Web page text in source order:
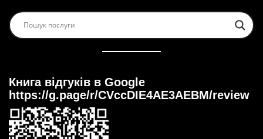
Книга відгуків в Google
https://g.page/r/CVccDIE4AE3AEBM/review